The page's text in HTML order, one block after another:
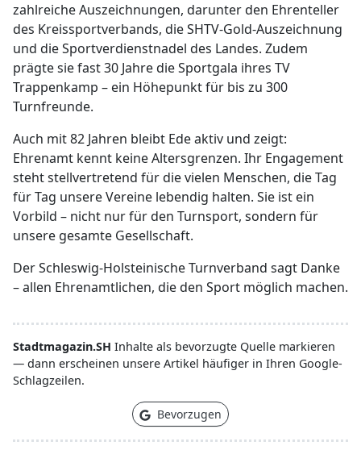
zahlreiche Auszeichnungen, darunter den Ehrenteller
des Kreissportverbands, die SHTV-Gold-Auszeichnung
und die Sportverdienstnadel des Landes. Zudem
prägte sie fast 30 Jahre die Sportgala ihres TV
Trappenkamp – ein Höhepunkt für bis zu 300
Turnfreunde.
Auch mit 82 Jahren bleibt Ede aktiv und zeigt:
Ehrenamt kennt keine Altersgrenzen. Ihr Engagement
steht stellvertretend für die vielen Menschen, die Tag
für Tag unsere Vereine lebendig halten. Sie ist ein
Vorbild – nicht nur für den Turnsport, sondern für
unsere gesamte Gesellschaft.
Der Schleswig-Holsteinische Turnverband sagt Danke
– allen Ehrenamtlichen, die den Sport möglich machen.
Stadtmagazin.SH Inhalte als bevorzugte Quelle markieren
— dann erscheinen unsere Artikel häufiger in Ihren Google-
Schlagzeilen.
Bevorzugen